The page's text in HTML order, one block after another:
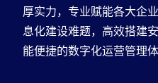
厚实力，专业赋能各大企
息化建设难题，高效搭建
能便捷的数字化运营管理体